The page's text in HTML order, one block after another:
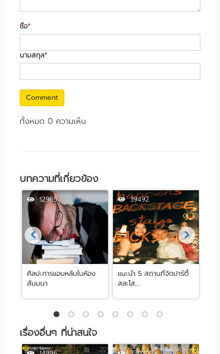
ชื่อ*
นามสกุล*
Comment
ทั้งหมด 0 ความเห็น
บทความที่เกี่ยวข้อง
12965
ศิลปะการแอบหลับในห้อง
สัมมนา
39492
แนะนำ 5 สถานที่จัดปาร์ตี้
สละโส...
เรื่องอื่นๆ ที่น่าสนใจ